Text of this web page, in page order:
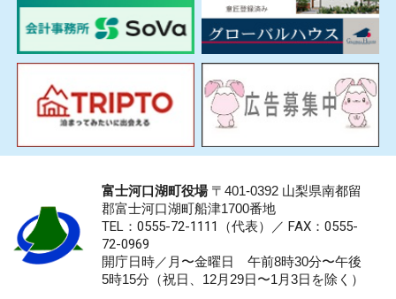
富士河口湖町役場〒401-0392 山梨県南都留
郡富士河口湖町船津1700番地
TEL：0555-72-1111 （代表）／ FAX：0555-
72-0969
開庁日時／月〜金曜日 午前8時30分〜午後
5時15分（祝日、12月29日〜1月3日を除く）